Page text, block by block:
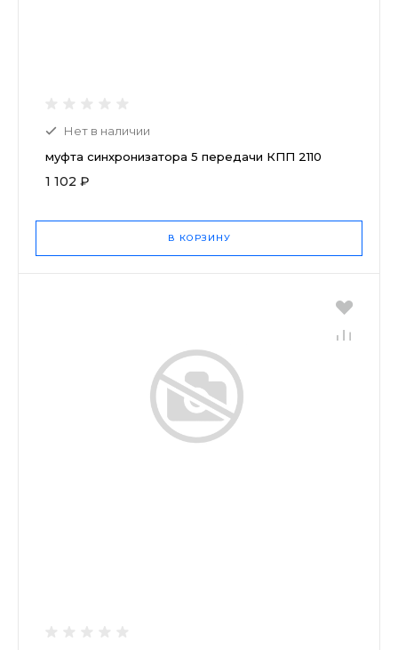
Нет в наличии
муфта синхронизатора 5 передачи КПП 2110
1 102 ₽
В КОРЗИНУ